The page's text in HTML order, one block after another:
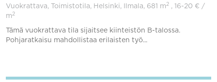
Vuokrattava, Toimistotila, Helsinki, Ilmala, 681 m 2 , 16-20 € /
m 2
Tämä vuokrattava tila sijaitsee kiinteistön B-talossa.
Pohjaratkaisu mahdollistaa erilaisten työ...